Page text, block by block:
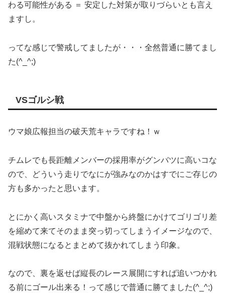
わる可能性がある ＝ 安定した対策が取りづらいとも言え
ますし。
ってな感じで警戒してましたが・・・全然普通に勝てまし
た(^_^;)
VSゴルシ戦
ウマ娘広報担当の破天荒キャラですね！ｗ
チムレでも長距離メンバーの採用率がグンバツに高いコな
ので、どういう走りでなにが強みなのかはすでにご存じの
方も多かったと思います。
とにかく高いスタミナで中盤から終盤にかけてゴリゴリ差
を縮めて来てそのまま突っ切ってしまうイメージなので、
混戦状態になるとまとめて抜かれてしまう印象。
なので、裏を返せば縦長のレース展開にすれば追いつかれ
る前にゴール出来る！って感じで普通に勝てました(^_^;)